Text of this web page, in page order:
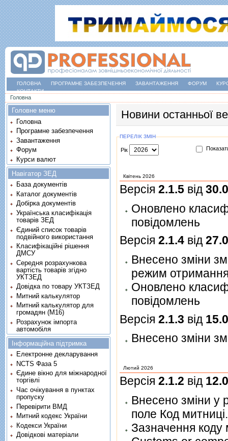
ГОЛОВНА ПРОГРАМНЕ ЗАБЕЗПЕЧЕННЯ ЗАВАНТАЖЕННЯ ФОРУМ
КОНТАКТИ
Ви є тут
Головна
Новини останньої
ПЕРЕЛІК ЗМІН
Рік
Квітень 2026
Версія 2.1.5 від
Oновлено
повідомлень
Версія 2.1.4 від
Внесено зміни
режим
Oновлено
повідомлень
Версія 2.1.3 від
Внесено зміни
Лютий 2026
Версія 2.1.2 від
Внесено зміни у
поле Код
Зазначення коду
Головне меню
Головна
Програмне забезпечення
Завантаження
Форум
Курси валют
Навігатор ЗЕД
База документів
Каталог документів
Добірка документів
Українська класифікація
товарів ЗЕД
Єдиний список товарів
подвійного використання
Класифікаційні рішення
ДМСУ
Середня розрахункова
вартість товарів згідно
УКТЗЕД
Довідка по товару УКТЗЕД
Митний калькулятор
Митний калькулятор для
громадян (М16)
Розрахунок імпорта
автомобіля
Інформаційна підтримка
Електронне декларування
NCTS Фаза 5
Єдине вікно для міжнародної
торгівлі
Час очікування в пунктах
пропуску
Перевірити ВМД
Митний кодекс України
Кодекси України
Довідкові матеріали